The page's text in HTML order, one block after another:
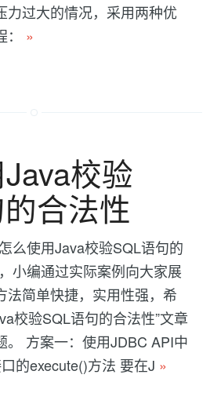
力过大的情况，采用两种优
»
校验
合法性
么使用Java校验SQL语句的
小编通过实际案例向大家展
法简单快捷，实用性强，希
校验SQL语句的合法性”文章
。 方案一：使用JDBC API中
的execute()方法 要在J »